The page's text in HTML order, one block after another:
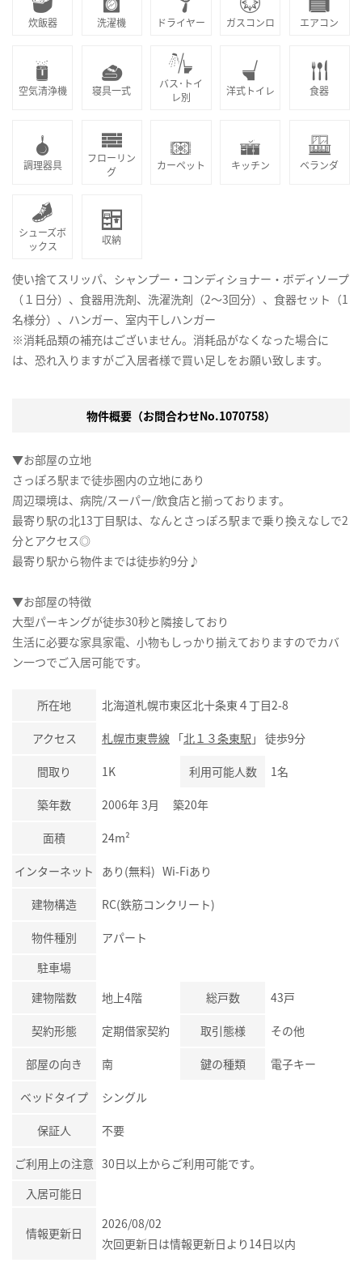
炊飯器 洗濯機 ドライヤー ガスコンロ エアコン
空気清浄機 寝具一式
バス･トイ
レ別
洋式トイレ 食器
調理器具
フローリン
グ
カーペット キッチン ベランダ
シューズボ
ックス
収納
使い捨てスリッパ、シャンプー・コンディショナー・ボディソープ
（１日分）、食器用洗剤、洗濯洗剤（2～3回分）、食器セット（1
名様分）、ハンガー、室内干しハンガー
※消耗品類の補充はございません。消耗品がなくなった場合に
は、恐れ入りますがご入居者様で買い足しをお願い致します。
物件概要（お問合わせNo.1070758）
▼お部屋の立地
さっぽろ駅まで徒歩圏内の立地にあり
周辺環境は、病院/スーパー/飲食店と揃っております。
最寄り駅の北13丁目駅は、なんとさっぽろ駅まで乗り換えなしで2
分とアクセス◎
最寄り駅から物件までは徒歩約9分♪
▼お部屋の特徴
大型パーキングが徒歩30秒と隣接しており
生活に必要な家具家電、小物もしっかり揃えておりますのでカバ
ン一つでご入居可能です。
所在地 北海道札幌市東区北十条東４丁目2-8
アクセス 札幌市東豊線 「北１３条東駅 」 徒歩9分
間取り 1K 利用可能人数 1名
築年数 2006年 3月 築20年
面積 24m²
インターネット あり(無料) Wi-Fiあり
建物構造 RC(鉄筋コンクリート)
物件種別
アパート
駐車場
建物階数
地上4階 総戸数 43戸
契約形態 定期借家契約 取引態様 その他
部屋の向き 南 鍵の種類 電子キー
ベッドタイプ シングル
保証人 不要
ご利用上の注意 30日以上からご利用可能です。
入居可能日
情報更新日
2026/08/02
次回更新日は情報更新日より14日以内